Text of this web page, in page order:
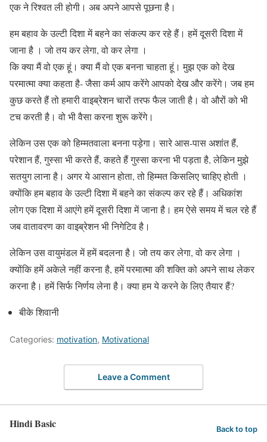
एक ने रिश्वत ली होगी। अब अपने आपसे पूछना है।
हम बहाव के उल्टी दिशा में बहने का संकल्प कर रहे हैं। हमें दूसरी दिशा में
जाना है । जो तय कर लेगा, वो कर लेगा ।
कि क्या मैं वो एक हूं। क्या मैं वो एक बनना चाहता हूं। मुझ एक को देख
परमात्मा क्या कहता है- जैसा कर्म आप करेंगे आपको देख और करेंगे। जब हम
कुछ करते हैं तो हमारी वाइब्रेशन चारों तरफ फैल जाती है। वो औरों को भी
टच करती है। वो भी वैसा करना शुरू करेंगे।
लेकिन उस एक को हिम्मतवाला बनना पड़ेगा। सारे आस-पास अशांत हैं,
परेशान हैं, गुस्सा भी करते हैं, कहते हैं गुस्सा करना भी पड़ता है, लेकिन मुझे
सतयुग लाना है। अगर ये आसान होता, तो हिम्मत किसलिए चाहिए होती ।
क्योंकि हम बहाव के उल्टी दिशा में बहने का संकल्प कर रहे हैं। अधिकांश
लोग एक दिशा में आएंगे हमें दूसरी दिशा में जाना है। हम ऐसे समय में चल रहे हैं
जब वातावरण का वाइब्रेशन भी निगेटिव है।
लेकिन उस वायुमंडल में हमें बदलना है। जो तय कर लेगा, वो कर लेगा ।
क्योंकि हमें अकेले नहीं करना है, हमें परमात्मा की शक्ति को अपने साथ लेकर
करना है। हमें सिर्फ निर्णय लेना है। क्या हम ये करने के लिए तैयार हैं?
बीके शिवानी
Categories: motivation, Motivational
Leave a Comment
Hindi Basic Back to top